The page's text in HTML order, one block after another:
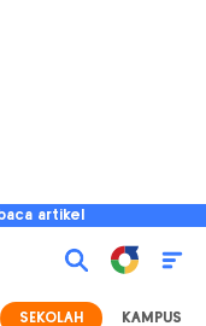
artikel
SEKOLAH KAMPUS